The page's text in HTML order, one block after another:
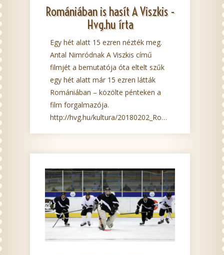
Romániában is hasít A Viszkis -
Hvg.hu írta
Egy hét alatt 15 ezren nézték meg.
Antal Nimródnak A Viszkis című
filmjét a bemutatója óta eltelt szűk
egy hét alatt már 15 ezren látták
Romániában – közölte pénteken a
film forgalmazója.
http://hvg.hu/kultura/20180202_Romaniaban_is_hasit...